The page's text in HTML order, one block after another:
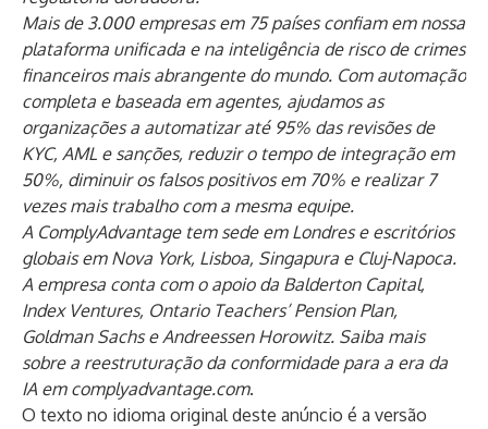
Mais de 3.000 empresas em 75 países confiam em nossa
plataforma unificada e na inteligência de risco de crimes
financeiros mais abrangente do mundo. Com automação
completa e baseada em agentes, ajudamos as
organizações a automatizar até 95% das revisões de
KYC, AML e sanções, reduzir o tempo de integração em
50%, diminuir os falsos positivos em 70% e realizar 7
vezes mais trabalho com a mesma equipe.
A ComplyAdvantage tem sede em Londres e escritórios
globais em Nova York, Lisboa, Singapura e Cluj-Napoca.
A empresa conta com o apoio da Balderton Capital,
Index Ventures, Ontario Teachers’ Pension Plan,
Goldman Sachs e Andreessen Horowitz. Saiba mais
sobre a reestruturação da conformidade para a era da
IA ​​em complyadvantage.com.
O texto no idioma original deste anúncio é a versão